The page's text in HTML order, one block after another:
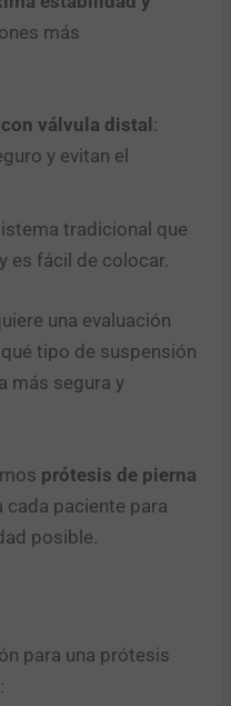
más
válvula distal :
y evitan el
tradicional que
es fácil de colocar.
una evaluación
tipo de suspensión
más segura y
prótesis de pierna
cada paciente para
posible.
para una prótesis